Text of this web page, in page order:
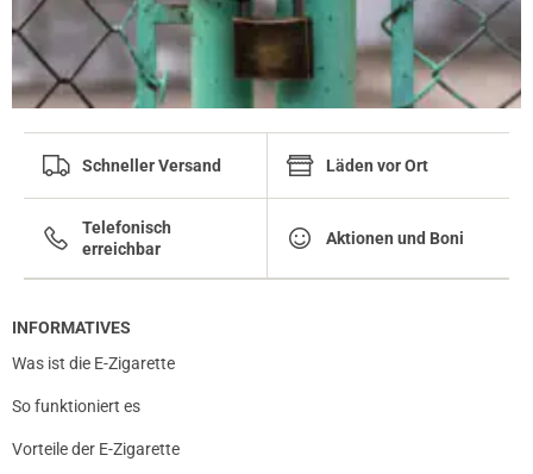
Schneller Versand Läden vor Ort
Telefonisch
erreichbar
Aktionen und Boni
INFORMATIVES
Was ist die E-Zigarette
So funktioniert es
Vorteile der E-Zigarette